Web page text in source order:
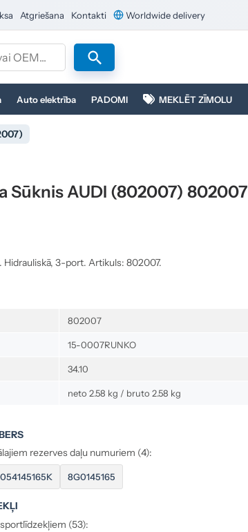
Atgriešana Kontakti Worldwide delivery
Auto elektrība PADOMI MEKLĒT ZĪMOLU
Sūknis AUDI (802007) 802007
3-port. Artikuls: 802007.
802007
15-0007RUNKO
34.10
neto 2.58 kg / bruto 2.58 kg
rezerves daļu numuriem (4):
054145165K 8G0145165
(53):